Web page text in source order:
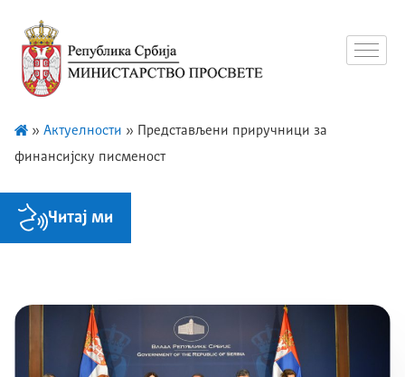
» Актуелности » Представљени приручници за
финансијску писменост
Читај ми